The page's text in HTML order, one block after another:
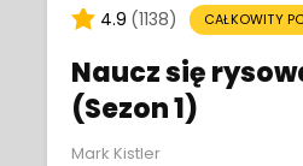
4.9 (1138) CAŁKOWITY
Naucz się
(Sezon 1)
Mark Kistler